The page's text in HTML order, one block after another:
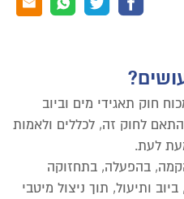
אביבים הוקמה בשנת 2010 מכוח חוק תאגידי מים וביוב
בהתאם לחוק זה, לכללים ולאמות
לעת.
7 ועוסקת בהקמה, בהפעלה, בתחזוקה
ותיעול, תוך ניצול מיטבי